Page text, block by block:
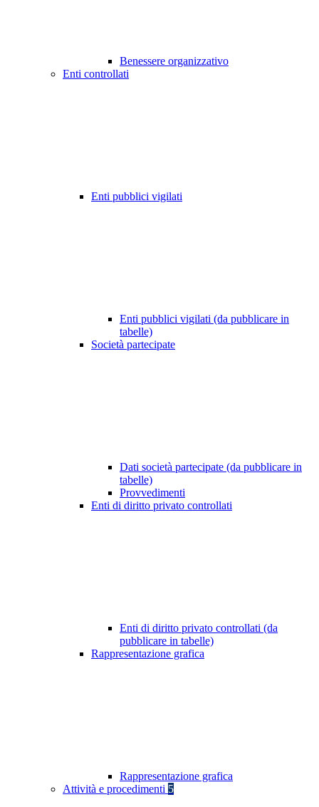
Benessere organizzativo
Enti controllati
Enti pubblici vigilati
Enti pubblici vigilati (da pubblicare in
tabelle)
Società partecipate
Dati società partecipate (da pubblicare in
tabelle)
Provvedimenti
Enti di diritto privato controllati
Enti di diritto privato controllati (da
pubblicare in tabelle)
Rappresentazione grafica
Rappresentazione grafica
Attività e procedimenti 5